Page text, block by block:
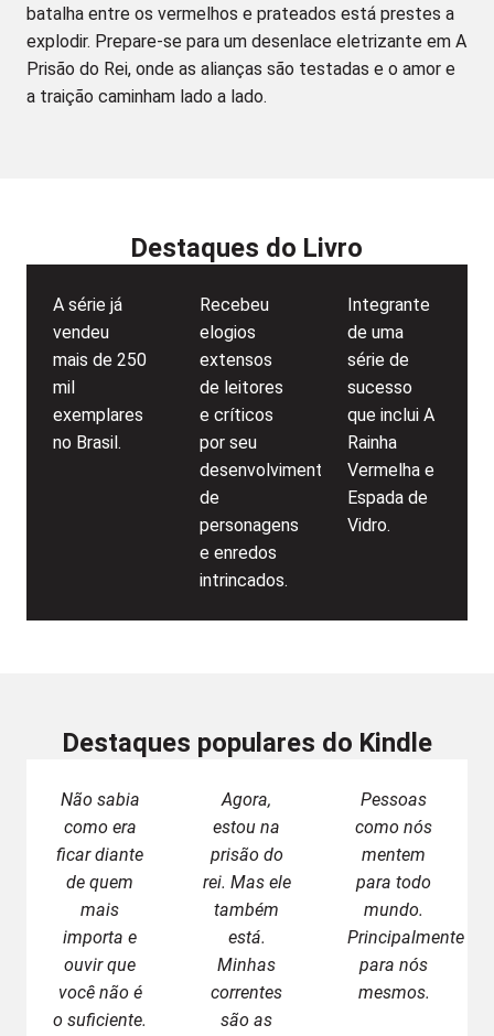
batalha entre os vermelhos e prateados está prestes a
explodir. Prepare-se para um desenlace eletrizante em A
Prisão do Rei, onde as alianças são testadas e o amor e
a traição caminham lado a lado.
Destaques do Livro
A série já
vendeu
mais de 250
mil
exemplares
no Brasil.
Recebeu
elogios
extensos
de leitores
e críticos
por seu
desenvolvimento
de
personagens
e enredos
intrincados.
Integrante
de uma
série de
sucesso
que inclui A
Rainha
Vermelha e
Espada de
Vidro.
Destaques populares do Kindle
Não sabia
como era
ficar diante
de quem
mais
importa e
ouvir que
você não é
o suficiente.
Agora,
estou na
prisão do
rei. Mas ele
também
está.
Minhas
correntes
são as
Pessoas
como nós
mentem
para todo
mundo.
Principalmente
para nós
mesmos.